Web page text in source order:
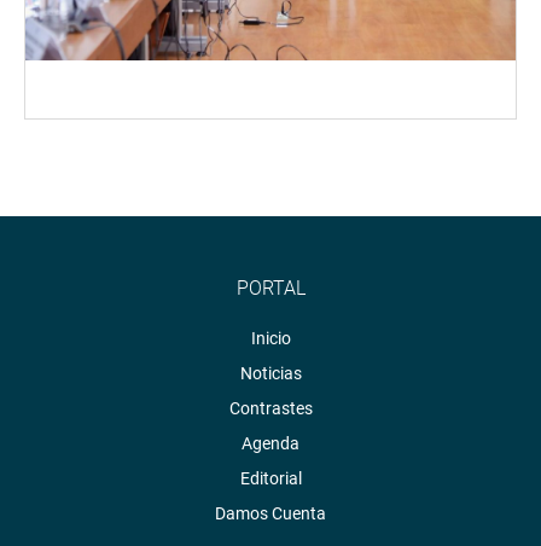
PORTAL
Inicio
Noticias
Contrastes
Agenda
Editorial
Damos Cuenta